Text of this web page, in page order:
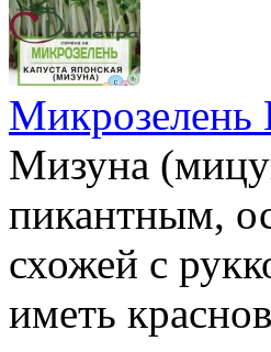
Микрозелень
Мизуна
пикантным,
схожей с
иметь